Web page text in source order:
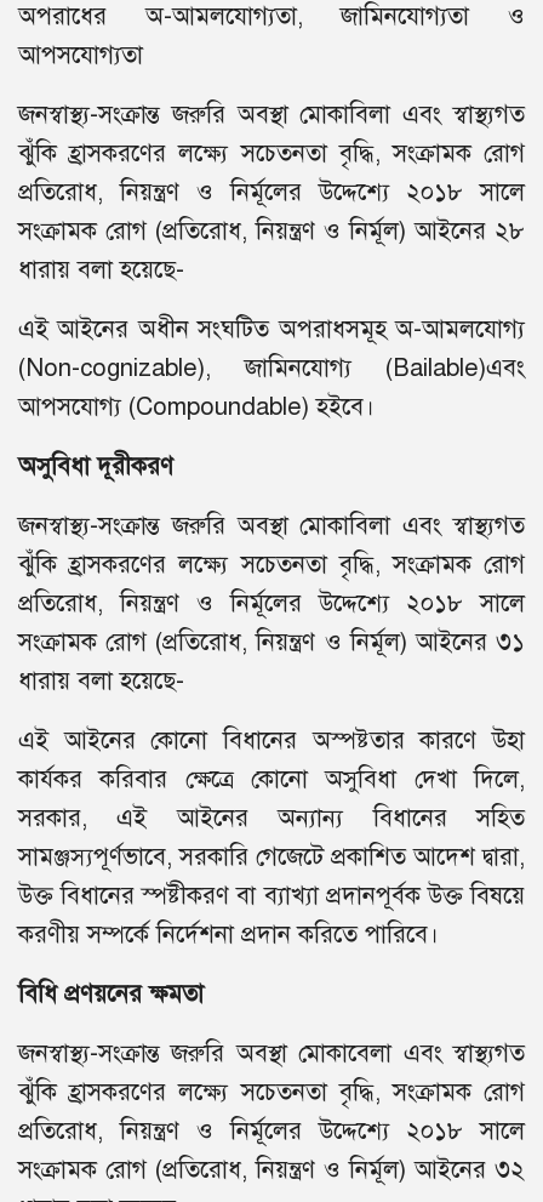
অপরাধের অ-আমলযোগ্যতা, জামিনযোগ্যতা ও
আপসযোগ্যতা
জনস্বাস্থ্য-সংক্রান্ত জরুরি অবস্থা মোকাবিলা এবং স্বাস্থ্যগত
ঝুঁকি হ্রাসকরণের লক্ষ্যে সচেতনতা বৃদ্ধি, সংক্রামক রোগ
প্রতিরোধ, নিয়ন্ত্রণ ও নির্মূলের উদ্দেশ্যে ২০১৮ সালে
সংক্রামক রোগ (প্রতিরোধ, নিয়ন্ত্রণ ও নির্মূল) আইনের ২৮
ধারায় বলা হয়েছে-
এই আইনের অধীন সংঘটিত অপরাধসমূহ অ-আমলযোগ্য
(Non-cognizable), জামিনযোগ্য (Bailable)এবং
আপসযোগ্য (Compoundable) হইবে।
অসুবিধা দূরীকরণ
জনস্বাস্থ্য-সংক্রান্ত জরুরি অবস্থা মোকাবিলা এবং স্বাস্থ্যগত
ঝুঁকি হ্রাসকরণের লক্ষ্যে সচেতনতা বৃদ্ধি, সংক্রামক রোগ
প্রতিরোধ, নিয়ন্ত্রণ ও নির্মূলের উদ্দেশ্যে ২০১৮ সালে
সংক্রামক রোগ (প্রতিরোধ, নিয়ন্ত্রণ ও নির্মূল) আইনের ৩১
ধারায় বলা হয়েছে-
এই আইনের কোনো বিধানের অস্পষ্টতার কারণে উহা
কার্যকর করিবার ক্ষেত্রে কোনো অসুবিধা দেখা দিলে,
সরকার, এই আইনের অন্যান্য বিধানের সহিত
সামঞ্জস্যপূর্ণভাবে, সরকারি গেজেটে প্রকাশিত আদেশ দ্বারা,
উক্ত বিধানের স্পষ্টীকরণ বা ব্যাখ্যা প্রদানপূর্বক উক্ত বিষয়ে
করণীয় সম্পর্কে নির্দেশনা প্রদান করিতে পারিবে।
বিধি প্রণয়নের ক্ষমতা
জনস্বাস্থ্য-সংক্রান্ত জরুরি অবস্থা মোকাবেলা এবং স্বাস্থ্যগত
ঝুঁকি হ্রাসকরণের লক্ষ্যে সচেতনতা বৃদ্ধি, সংক্রামক রোগ
প্রতিরোধ, নিয়ন্ত্রণ ও নির্মূলের উদ্দেশ্যে ২০১৮ সালে
সংক্রামক রোগ (প্রতিরোধ, নিয়ন্ত্রণ ও নির্মূল) আইনের ৩২